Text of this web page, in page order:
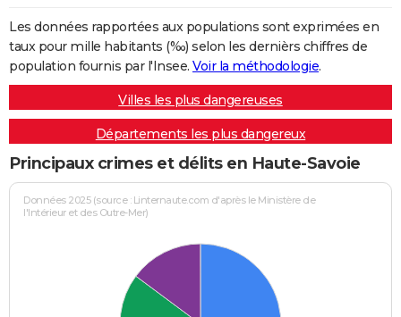
Les données rapportées aux populations sont exprimées en
taux pour mille habitants (‰) selon les dernièrs chiffres de
population fournis par l'Insee. Voir la méthodologie.
Villes les plus dangereuses
Départements les plus dangereux
Principaux crimes et délits en Haute-Savoie
Données 2025 (source : Linternaute.com d'après le Ministère de
l'Intérieur et des Outre-Mer)